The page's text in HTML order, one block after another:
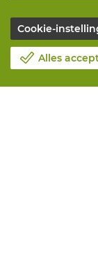
Cookie-
Alles